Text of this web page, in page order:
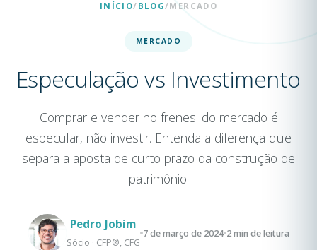
INÍCIO/ BLOG/MERCADO
MERCADO
Especulação vs Investimento
Comprar e vender no frenesi do mercado é
especular, não investir. Entenda a diferença que
separa a aposta de curto prazo da construção de
patrimônio.
Pedro Jobim
Sócio · CFP®, CFG
7 de março de 2024 2 min de leitura